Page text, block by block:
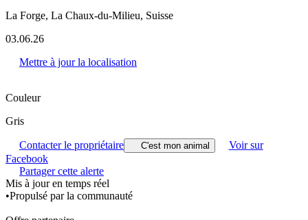
La Forge, La Chaux-du-Milieu, Suisse
03.06.26
Mettre à jour la localisation
Couleur
Gris
Contacter le propriétaire C'est mon animal
Voir sur
Facebook
Partager cette alerte
Mis à jour en temps réel
•Propulsé par la communauté